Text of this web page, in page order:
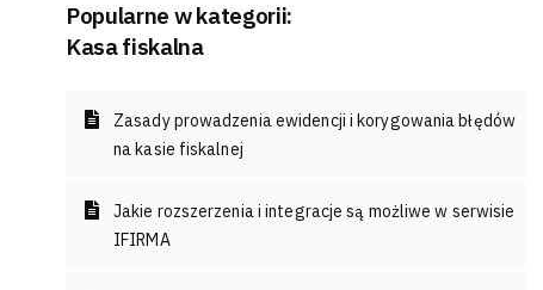
Popularne w kategorii:
Kasa fiskalna
Zasady prowadzenia ewidencji i korygowania błędów
na kasie fiskalnej
Jakie rozszerzenia i integracje są możliwe w serwisie
IFIRMA